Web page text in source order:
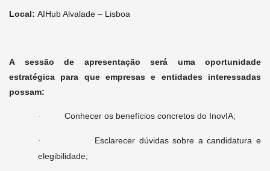
Local: AIHub Alvalade – Lisboa
A sessão de apresentação será uma oportunidade
estratégica para que empresas e entidades interessadas
possam:
· Conhecer os benefícios concretos do InovIA;
·
Esclarecer dúvidas sobre a candidatura e
elegibilidade;